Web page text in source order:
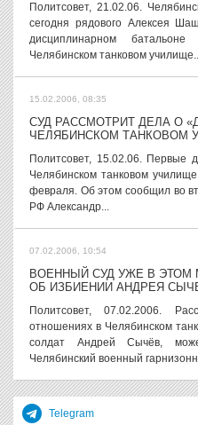
Политсовет, 21.02.06.
сегодня рядового Алексея
дисциплинарном
Челябинском танковом
15.02.2006, 08:35
СУД РАССМОТРИТ ДЕЛА О
ЧЕЛЯБИНСКОМ ТАНКОВОМ
Политсовет, 15.02.06. Первые
Челябинском танковом
февраля. Об этом сообщил во
РФ Александр...
07.02.2006, 10:54
ВОЕННЫЙ СУД УЖЕ В
ОБ ИЗБИЕНИИ АНДРЕЯ
Политсовет, 07.02.2006.
отношениях в Челябинском
солдат Андрей Сычёв,
Челябинский военный
Telegram